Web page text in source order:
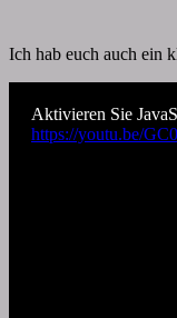
Ich hab euch auch ein
Aktivieren Sie
https://youtu.be/